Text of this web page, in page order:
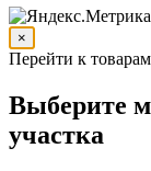
×
Перейти к товарам
Выберите
участка